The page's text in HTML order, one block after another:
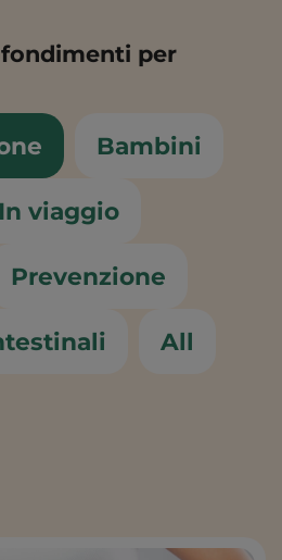
per
Bambini
In viaggio
Prevenzione
All